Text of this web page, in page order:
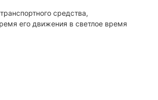
средства,
его движения в светлое время